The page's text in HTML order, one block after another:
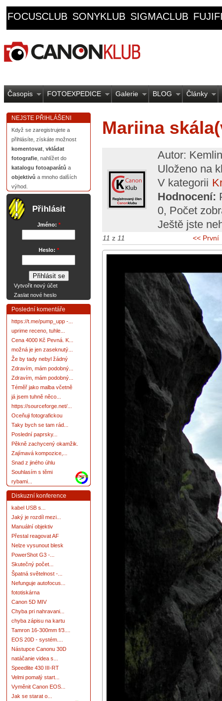
FOCUSCLUB SONYKLUB SIGMACLUB
Časopis FOTOEXPEDICE Galerie BLOG Články
NEJSTE PŘIHLÁŠENI
Když se zaregistrujete a
přihlásíte, získáte možnost
komentovat vkládat
fotografie , nahlížet do
katalogu fotoaparátů a
objektivů a mnoho dalších
výhod.
Přihlásit
Jméno: *
Heslo: *
Vytvořit nový účet
Zaslat nové heslo
Poslední komentáře
https://t.me/pump_upp -...
uprime receno, tuhle...
Cena 4000 Kč Pevná. K...
možná je jen zaseknutý...
Že by tady nebyl žádný
Zdravím, mám podobný...
Zdravím, mám podobný...
Téměř jako malba včetně
já jsem tuhně něco...
https://sourceforge.net/...
Oceňuji fotografickou
Taky bych se tam rád...
Poslední paprsky...
Pěkně zachycený okamžik.
Zajímavá kompozice,...
Snad z jiného úhlu
Souhlasím s těmi
rybami...
more
Diskuzní konference
kabel USB s...
Jaký je rozdíl mezi...
Manuální objektiv
Přestal reagovat AF
Nelze vysunout blesk
PowerShot G3 -...
Skutečný počet...
Špatná světelnost -...
Nefunguje autofocus...
fototiskárna
Canon 5D MIV
Chyba pri nahravani...
chyba zápisu na kartu
Tamron 16-300mm f/3....
EOS 20D - systém....
Nástupce Canonu 30D
natáčanie videa s...
Speedlite 430 III-RT
Velmi pomalý start...
Vyměnit Canon EOS...
Jak se starat o...
Mariina
Autor:
Uloženo na
V kategorii
Hodnocení:
0, Počet
Ještě jste
11 z 11 << První